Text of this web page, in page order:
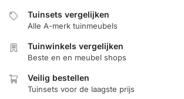
Tuinsets vergelijken
Alle A-merk tuinmeubels
Tuinwinkels vergelijken
Beste en en meubel shops
Veilig bestellen
Tuinsets voor de laagste prijs